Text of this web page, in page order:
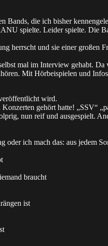
Bands, die ich bisher
spielte. Leider spielte. Die
herrscht und sie einer großen
mal im Interview gehabt. Da
Mit Hörbeispielen und
wird.
gehört hatte! „SSV“
nun reif und ausgespielt.
ich mach das: aus jedem
braucht
ist